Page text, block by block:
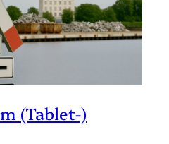
(Tablet-)